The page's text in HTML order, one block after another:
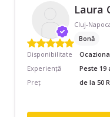
Laura
Cluj-
Bonă
Disponibilitate
Experiență
Peste 19
Preț
de la 50